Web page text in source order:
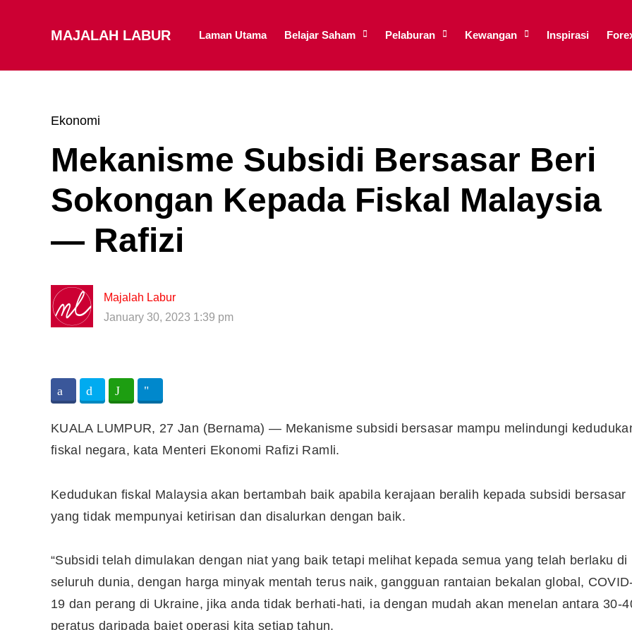
MAJALAH LABUR Laman Utama Belajar Saham Pelaburan Kewangan Inspirasi
Ekonomi
Mekanisme Subsidi Bersasar Beri
Sokongan Kepada Fiskal Malaysia
— Rafizi
Majalah Labur
January 30, 2023 1:39 pm
KUALA LUMPUR, 27 Jan (Bernama) — Mekanisme subsidi bersasar mampu melindungi
fiskal negara, kata Menteri Ekonomi Rafizi Ramli.
Kedudukan fiskal Malaysia akan bertambah baik apabila kerajaan beralih kepada subsidi bersasar
yang tidak mempunyai ketirisan dan disalurkan dengan baik.
“Subsidi telah dimulakan dengan niat yang baik tetapi melihat kepada semua yang telah berlaku di
seluruh dunia, dengan harga minyak mentah terus naik, gangguan rantaian bekalan global,
19 dan perang di Ukraine, jika anda tidak berhati-hati, ia dengan mudah akan menelan antara 30-
peratus daripada bajet operasi kita setiap tahun.